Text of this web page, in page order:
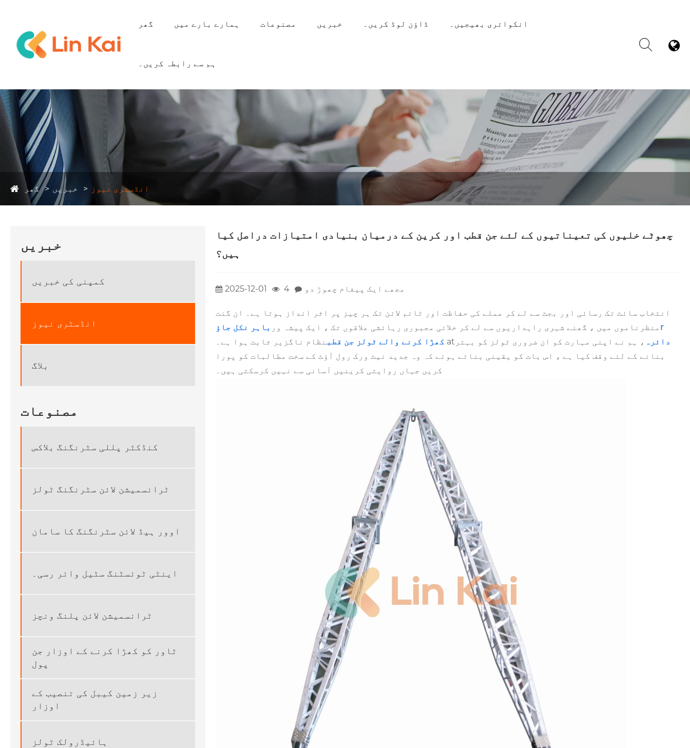
گھر ہمارے بارے میں مصنوعات خبریں ڈاؤن لوڈ کریں۔ انکوائری بھیجیں۔
ہم سے رابطہ کریں۔
گھر خبریں انڈسٹری نیوز
خبریں
کمپنی کی خبریں
انڈسٹری نیوز
بلاگ
مصنوعات
کنڈکٹر پللی سٹرنگنگ بلاکس
ٹرانسمیشن لائن سٹرنگنگ ٹولز
اوور ہیڈ لائن سٹرنگنگ کا سامان
اینٹی ٹوئسٹنگ سٹیل وائر رسی۔
ٹرانسمیشن لائن پلنگ ونچز
ٹاور کو کھڑا کرنے کے اوزار جن
پول
زیر زمین کیبل کی تنصیب کے
اوزار
ہائیڈرولک ٹولز
چھوٹے خلیوں کی تعیناتیوں کے لئے جن قطب اور کرین کے درمیان بنیادی امتیازات دراصل کیا
ہیں؟
2025-12-01 4 مجھے ایک پیغام چھوڑ دو
انتخاب سائٹ تک رسائی اور بجٹ سے لے کر عملے کی حفاظت اور ٹائم لائن تک ہر چیز پر اثر انداز ہوتا ہے۔ ان گنت
منظرناموں میں ، گھنے شہری راہداریوں سے لے کر خلائی مجبوری رہائشی علاقوں تک ، ایک پیشہ ور باہر نکل جاؤ
r
کھڑا کرنے والے ٹولز جن قطب نظام ناگزیر ثابت ہوا ہے۔ at دائرہ ، ہم نے اپنی مہارت کو ان ضروری ٹولز کو بہتر
بنانے کے لئے وقف کیا ہے ، اس بات کو یقینی بناتے ہوئے کہ وہ جدید نیٹ ورک رول آؤٹ کے سخت مطالبات کو پورا
کریں جہاں روایتی کرینیں آسانی سے نہیں کرسکتی ہیں۔